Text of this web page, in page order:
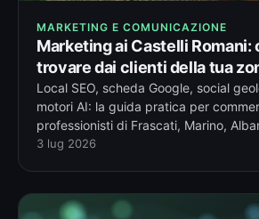
MARKETING E COMUNICAZIONE
Marketing ai Castelli Romani:
trovare dai clienti della tua
Local SEO, scheda Google, social
motori AI: la guida pratica per
professionisti di Frascati, Marino,
3 lug 2026